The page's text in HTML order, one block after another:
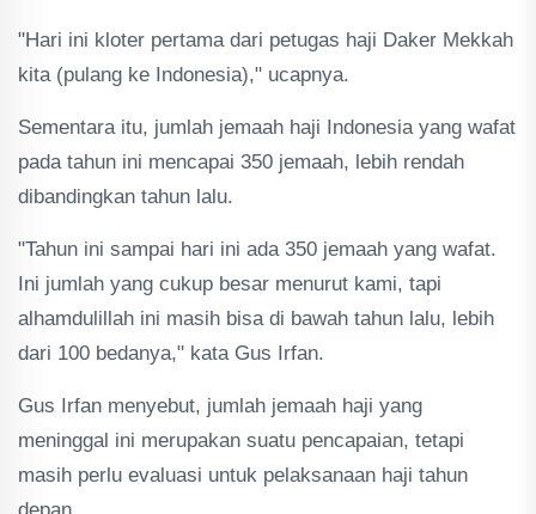
"Hari ini kloter pertama dari petugas haji Daker Mekkah
kita (pulang ke Indonesia)," ucapnya.
Sementara itu, jumlah jemaah haji Indonesia yang wafat
pada tahun ini mencapai 350 jemaah, lebih rendah
dibandingkan tahun lalu.
"Tahun ini sampai hari ini ada 350 jemaah yang wafat.
Ini jumlah yang cukup besar menurut kami, tapi
alhamdulillah ini masih bisa di bawah tahun lalu, lebih
dari 100 bedanya," kata Gus Irfan.
Gus Irfan menyebut, jumlah jemaah haji yang
meninggal ini merupakan suatu pencapaian, tetapi
masih perlu evaluasi untuk pelaksanaan haji tahun